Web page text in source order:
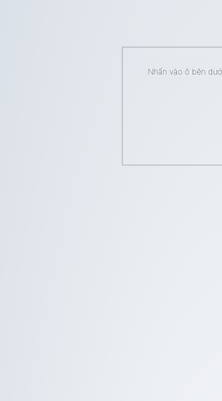
Nhấn vào ô bên